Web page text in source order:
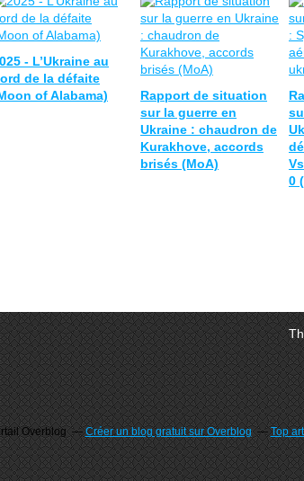
- L’Ukraine au
de la défaite
of Alabama)
Rapport de situation
sur la guerre en
Ukraine : chaudron de
Kurakhove, accords
brisés (MoA)
0
Overblog Créer un blog gratuit sur Overblog Top